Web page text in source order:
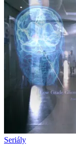
Seriály